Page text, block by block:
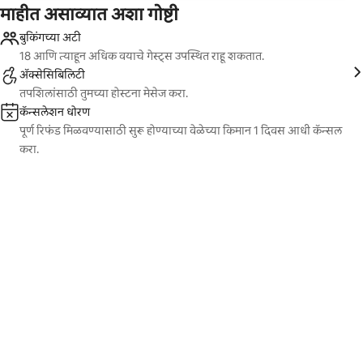
माहीत असाव्यात अशा गोष्टी
बुकिंगच्या अटी
18 आणि त्याहून अधिक वयाचे गेस्ट्स उपस्थित राहू शकतात.
ॲक्सेसिबिलिटी
तपशिलांसाठी तुमच्या होस्टना मेसेज करा.
कॅन्सलेशन धोरण
पूर्ण रिफंड मिळवण्यासाठी सुरू होण्याच्या वेळेच्या किमान 1 दिवस आधी कॅन्सल
करा.